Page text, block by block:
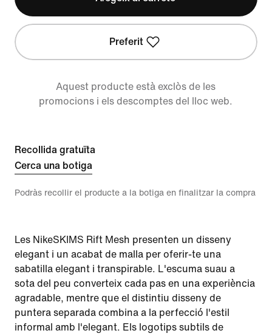
Preferit
Aquest producte està exclòs de les
promocions i els descomptes del lloc web.
Recollida gratuïta
Cerca una botiga
Podràs recollir el producte a la botiga en finalitzar la compra
Les NikeSKIMS Rift Mesh presenten un disseny
elegant i un acabat de malla per oferir-te una
sabatilla elegant i transpirable. L'escuma suau a
sota del peu converteix cada pas en una experiència
agradable, mentre que el distintiu disseny de
puntera separada combina a la perfecció l'estil
informal amb l'elegant. Els logotips subtils de